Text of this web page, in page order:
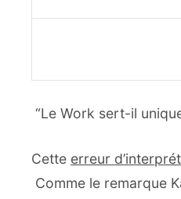
“Le Work sert-il
Cette erreur
Comme le remarque